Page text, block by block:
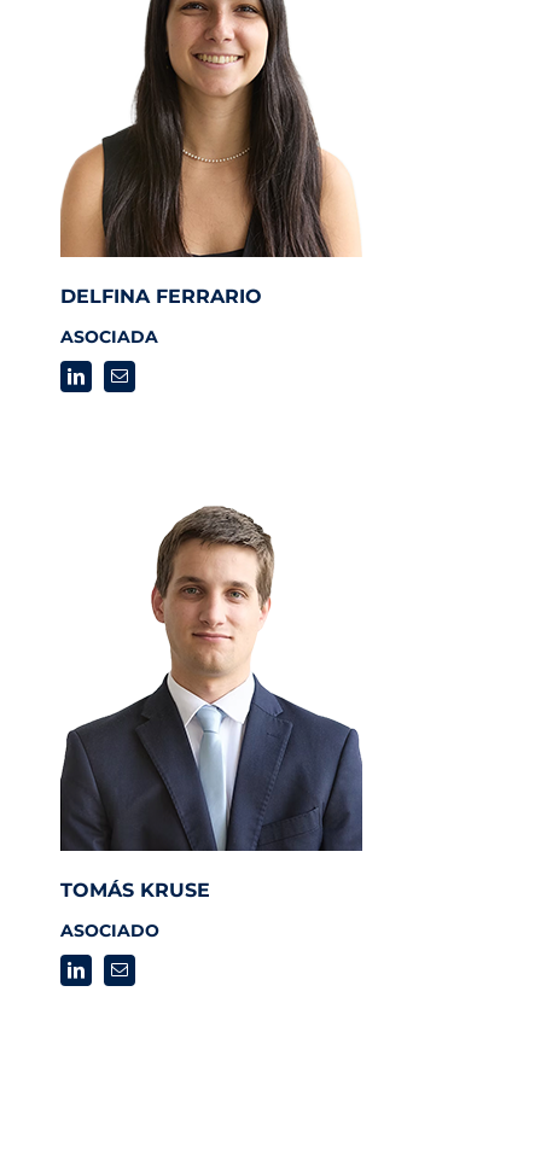
DELFINA FERRARIO
ASOCIADA
TOMÁS KRUSE
ASOCIADO